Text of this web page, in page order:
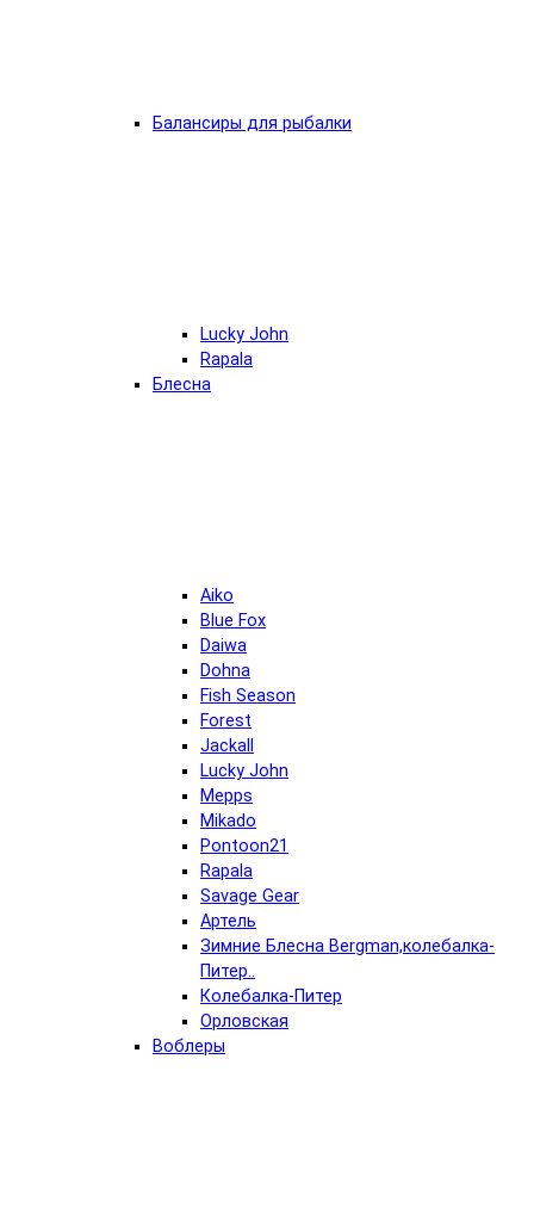
Балансиры для рыбалки
Lucky John
Rapala
Блесна
Aiko
Blue Fox
Daiwa
Dohna
Fish Season
Forest
Jackall
Lucky John
Mepps
Mikado
Pontoon21
Rapala
Savage Gear
Артель
Зимние Блесна Bergman,колебалка-
Питер..
Колебалка-Питер
Орловская
Воблеры